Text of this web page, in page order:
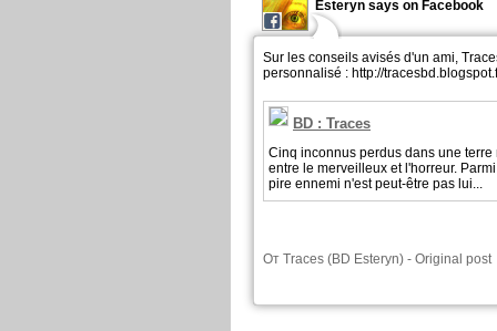
Esteryn says on Facebook
Sur les conseils avisés d'un ami,
personnalisé : http://
BD : Traces
Cinq inconnus perdus dans une
entre le merveilleux et l'horreur.
pire ennemi n'est peut-être pas lui...
От Traces (BD Esteryn) - Original post